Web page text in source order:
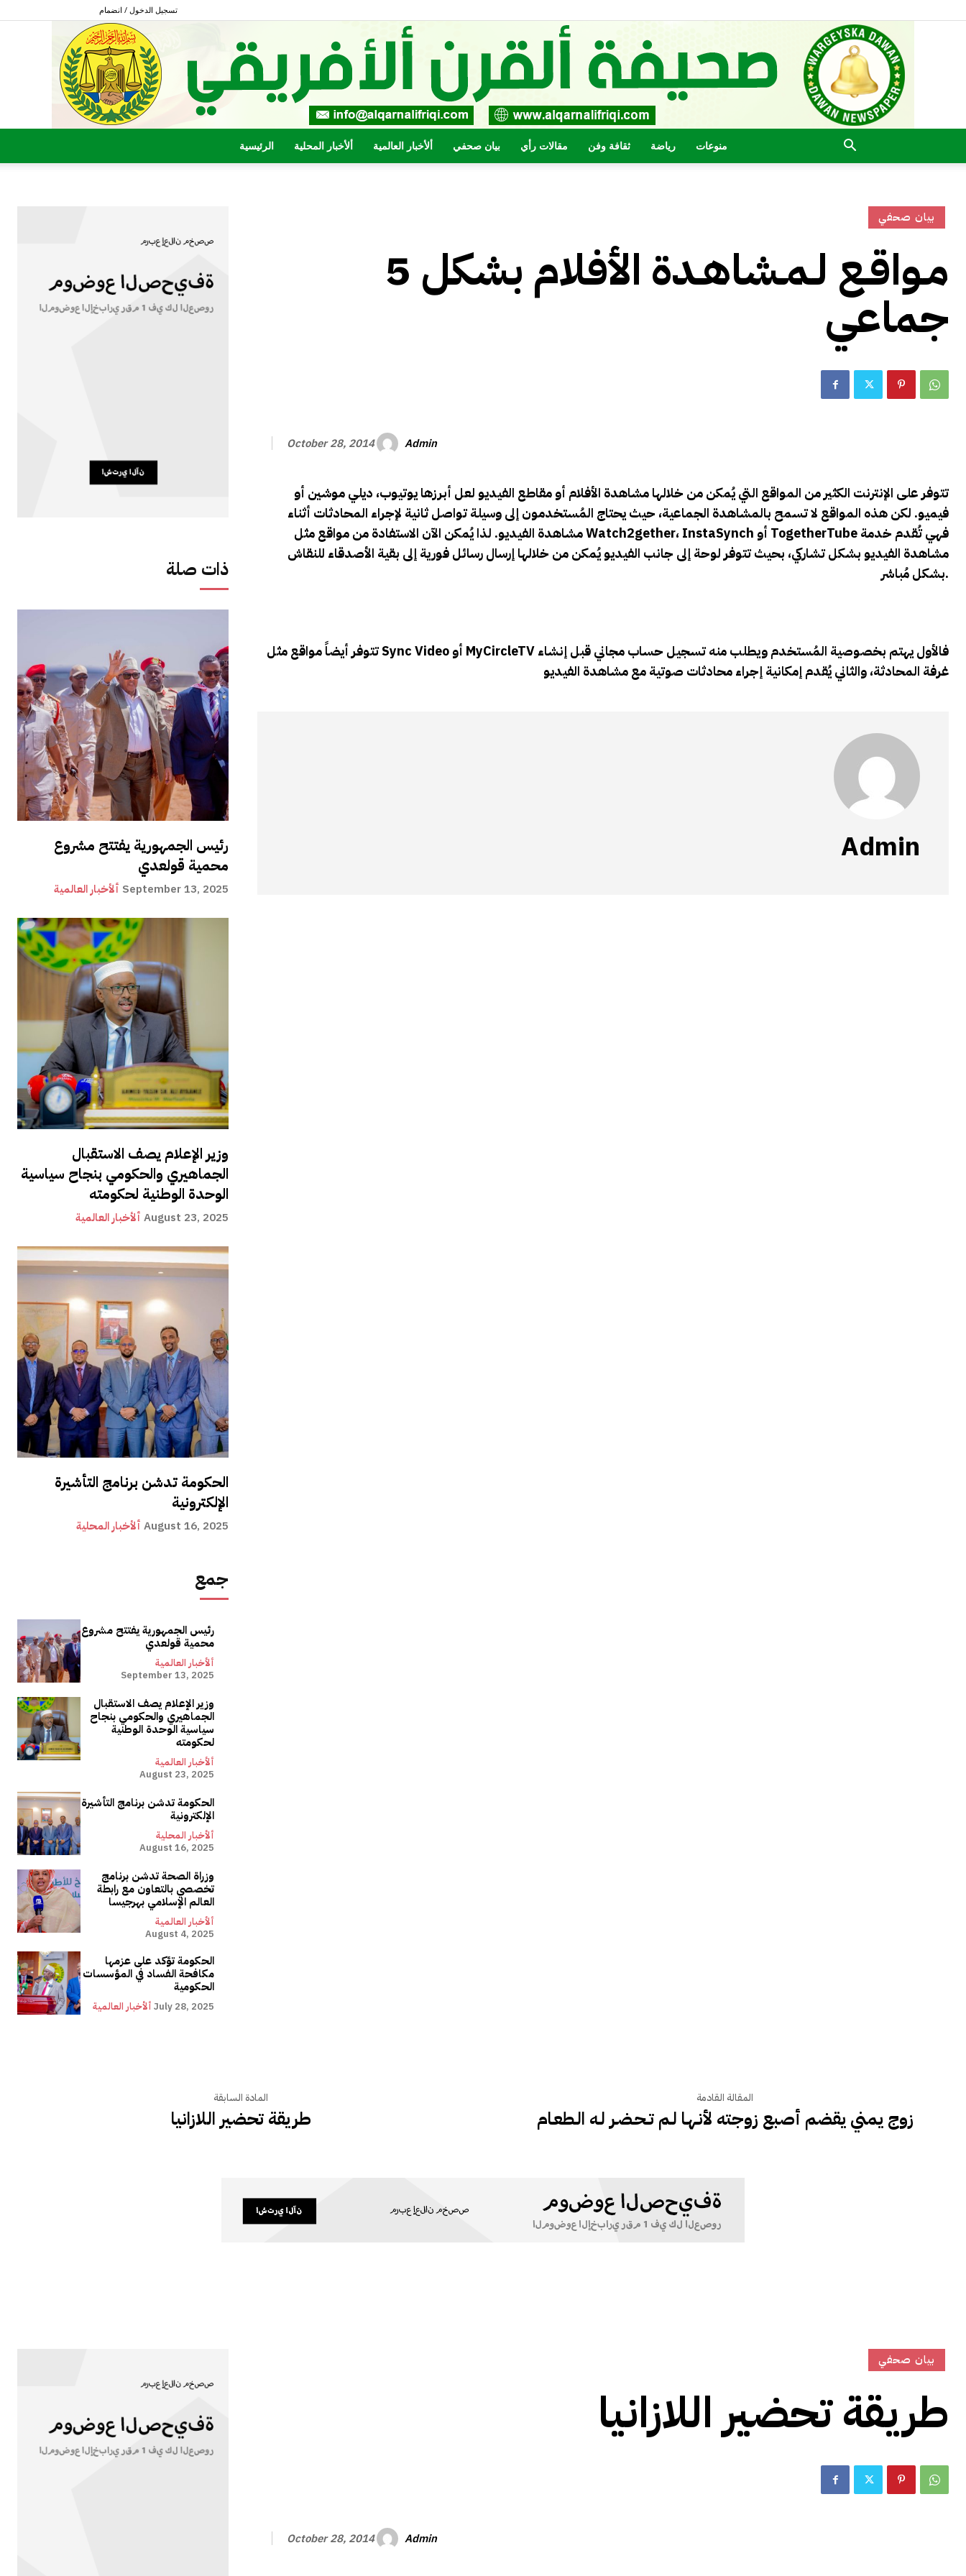
تسجيل الدخول / انضمام
القرن
الرئيسية ألأخبار المحلية ألأخبار العالمية بيان صحفي مقالات رأي ثقافة وفن رياضة منوعات
ذات صلة
رئيس الجمهورية يفتتح مشروع
محمية قولعدي
ألأخبار العالمية September 13, 2025
وزير الإعلام يصف الاستقبال
الجماهيري والحكومي بنجاح سياسية
الوحدة الوطنية لحكومته
ألأخبار العالمية August 23, 2025
الحكومة تدشن برنامج التأشيرة
الإلكترونية
ألأخبار المحلية August 16, 2025
جمع
رئيس الجمهورية يفتتح مشروع
محمية قولعدي
ألأخبار العالمية
September 13, 2025
وزير الإعلام يصف الاستقبال
الجماهيري والحكومي بنجاح
سياسية الوحدة الوطنية
لحكومته
ألأخبار العالمية
August 23, 2025
الحكومة تدشن برنامج التأشيرة
الإلكترونية
ألأخبار المحلية
August 16, 2025
وزراة الصحة تدشن برنامج
تخصصي بالتعاون مع رابطة
العالم الإسلامي بهرجيسا
ألأخبار العالمية
August 4, 2025
الحكومة تؤكد على عزمها
مكافحة الفساد في المؤسسات
الحكومية
ألأخبار العالمية July 28, 2025
بيان صحفي
5 مـواقـع لـمـشاهـدة الأفلام بشكل
جماعي
October 28, 2014 Admin
تتوفر على الإنترنت الكثير من المواقع التي يُمكن من خلالها مشاهدة الأفلام أو مقاطع الفيديو لعل أبرزها يوتيوب، ديلي موشين أو
فيميو. لكن هذه المواقع لا تسمح بالمشاهدة الجماعية، حيث يحتاج المُستخدمون إلى وسيلة تواصل ثانية لإجراء المحادثات أثناء
Watch2gether،
TogetherTube فهي تُقدم خدمة
مشاهدة الفيديو بشكل تشاركي، بحيث تتوفر لوحة إلى جانب الفيديو يُمكن من خلالها إرسال رسائل فورية إلى بقية الأصدقاء للنقاش
بشكل مُباشر.
تتوفر أيضاً مواقع مثل
MyCircleTV فالأول يهتم بخصوصية المُستخدم ويطلب منه تسجيل حساب مجاني قبل إنشاء
غرفة المحادثة، والثاني يُقدم إمكانية إجراء محادثات صوتية مع مشاهدة الفيديو
Admin
المادة السابقة
طريقة تحضير اللازانيا
المقالة القادمة
زوج يمني يقضم أصبع زوجته لأنـهـا لـم تــحـضـر لـه الـطعـام